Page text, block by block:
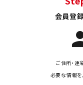
会員登
ご住所・連
必要な情報を